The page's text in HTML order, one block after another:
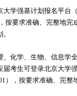
学强基计划报名平台
，按要求准确、完整地
化学、生物、信息学
考生可登录北京大学
），按要求准确、完